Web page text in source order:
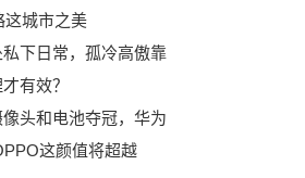
这城市之美
私下日常，孤冷高傲靠
有效？
头和电池夺冠，华为
这颜值将超越